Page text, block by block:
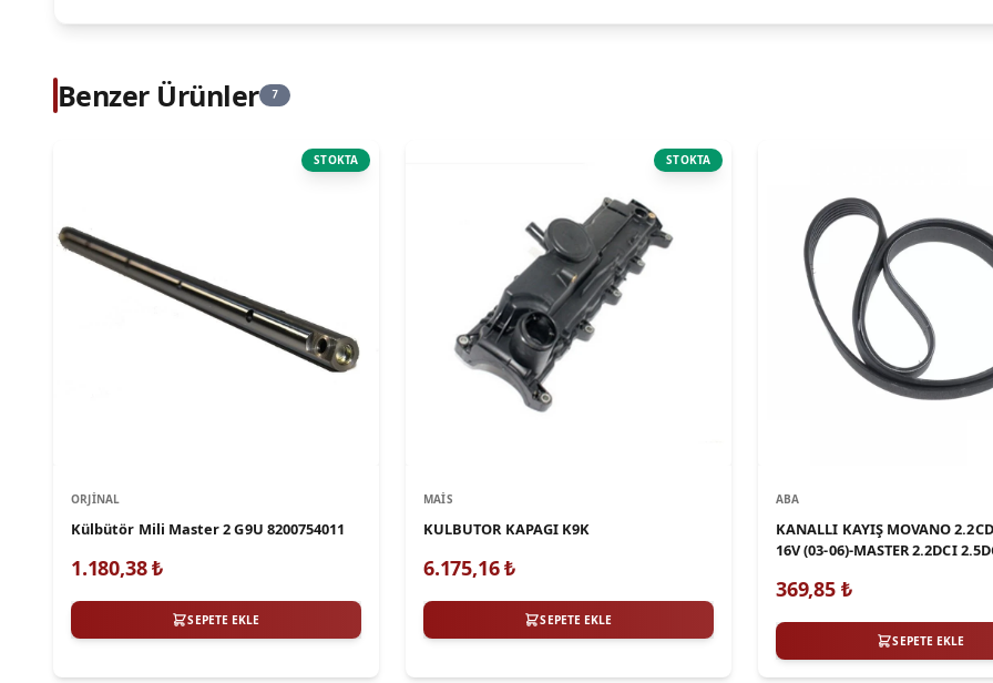
Benzer Ürünler 7
STOKTA
ORJINAL
Külbütör Mili Master 2 G9U 8200754011
1.180,38₺
SEPETE EKLE
STOKTA
MAIS
KULBUTOR KAPAGI K9K
6.175,16₺
SEPETE EKLE
ABA
KANALLI KAYIŞ MOVANO
16V (03-06)-MASTER 2.2DCI
369,85₺
SEPETE EKLE